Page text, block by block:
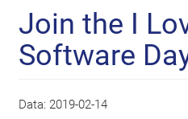
Join the I
Software
Data: 2019-02-14